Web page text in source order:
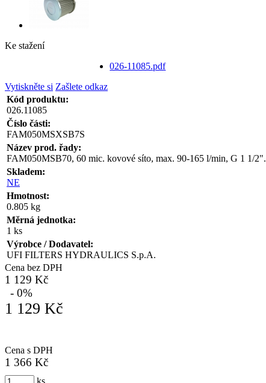
Ke stažení
026-11085.pdf
Vytiskněte si Zašlete odkaz
Kód produktu:
026.11085
Číslo části:
FAM050MSXSB7S
Název prod. řady:
FAM050MSB70, 60 mic. kovové síto, max. 90-165 l/min, G 1 1/2".
Skladem:
NE
Hmotnost:
0.805 kg
Měrná jednotka:
1 ks
Výrobce / Dodavatel:
UFI FILTERS HYDRAULICS S.p.A.
Cena bez DPH
1 129 Kč
- 0%
1 129 Kč
Cena s DPH
1 366 Kč
ks